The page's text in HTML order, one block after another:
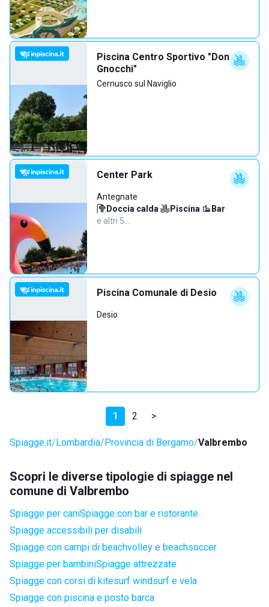
Piscina Centro Sportivo "Don
Gnocchi"
Cernusco sul Naviglio
Center Park
Antegnate
Doccia calda· Piscina· Bar·
e altri 5…
Piscina Comunale di Desio
Desio
1 2 >
Spiagge.it Lombardia Provincia di Bergamo Valbrembo
Scopri le diverse tipologie di spiagge nel
comune di Valbrembo
Spiagge per caniSpiagge con bar e ristorante
Spiagge accessibili per disabili
Spiagge con campi di beachvolley e beachsoccer
Spiagge per bambiniSpiagge attrezzate
Spiagge con corsi di kitesurf windsurf e vela
Spiagge con piscina e posto barca